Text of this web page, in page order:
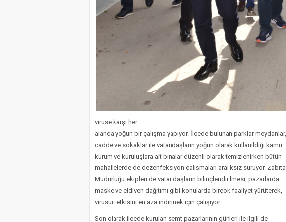
virüse karşı her
alanda yoğun bir çalışma yapıyor. İlçede bulunan parklar meydanlar,
cadde ve sokaklar ile vatandaşların yoğun olarak kullanıldığı kamu
kurum ve kuruluşlara ait binalar düzenli olarak temizlenirken bütün
mahallelerde de dezenfeksiyon çalışmaları aralıksız sürüyor. Zabıta
Müdürlüğü ekipleri de vatandaşların bilinçlendirilmesi, pazarlarda
maske ve eldiven dağıtımı gibi konularda birçok faaliyet yürüterek,
virüsün etkisini en aza indirmek için çalışıyor.
Son olarak ilçede kurulan semt pazarlarının günleri ile ilgili de